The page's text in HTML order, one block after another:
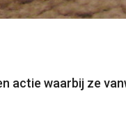
actie waarbij ze